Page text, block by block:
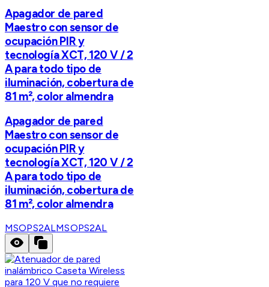
Apagador de pared
Maestro con sensor de
ocupación PIR y
tecnología XCT, 120 V / 2
A para todo tipo de
iluminación, cobertura de
81 m², color almendra
Apagador de pared
Maestro con sensor de
ocupación PIR y
tecnología XCT, 120 V / 2
A para todo tipo de
iluminación, cobertura de
81 m², color almendra
MSOPS2ALMSOPS2AL